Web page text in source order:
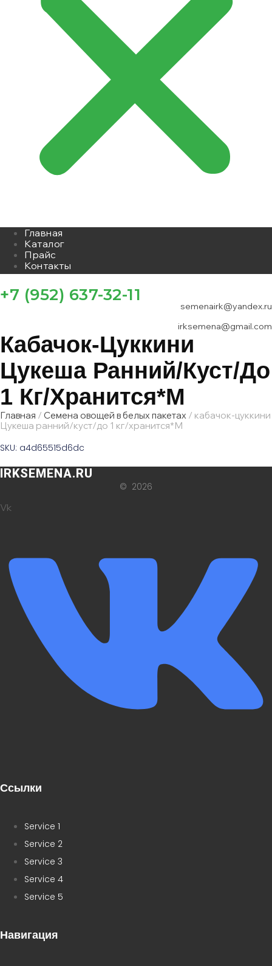
Главная
Каталог
Прайс
Контакты
+7 (952) 637-32-11
semenairk@yandex.ru
irksemena@gmail.com
Кабачок-Цуккини
Цукеша Ранний/куст/до
1 Кг/хранится*М
Главная / Семена овощей в белых пакетах / кабачок-цуккини
Цукеша ранний/куст/до 1 кг/хранится*М
SKU: a4d65515d6dc
IRKSEMENA.RU
© 2026
Vk
Ссылки
Service 1
Service 2
Service 3
Service 4
Service 5
Навигация